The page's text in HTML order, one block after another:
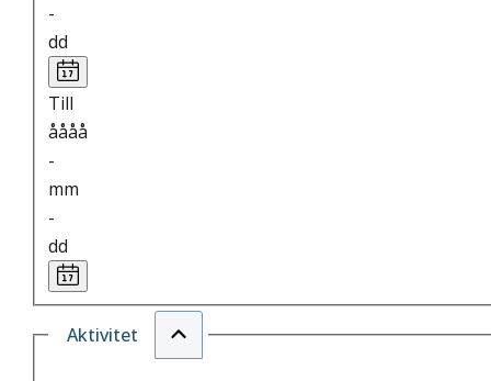
-
dd
Till
åååå
-
mm
-
dd
Aktivitet